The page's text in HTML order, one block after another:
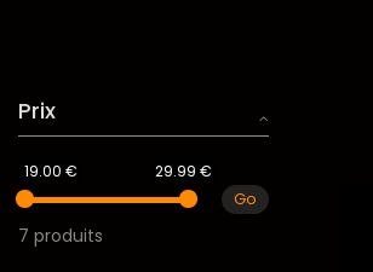
Prix
19.00 € 29.99 €
Go
7 produits